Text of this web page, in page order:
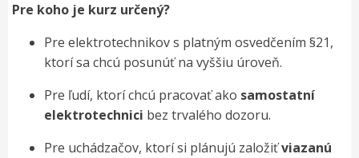
Pre koho je kurz určený?
Pre elektrotechnikov s platným osvedčením §21,
ktorí sa chcú posunúť na vyššiu úroveň.
Pre ľudí, ktorí chcú pracovať ako samostatní
elektrotechnici bez trvalého dozoru.
Pre uchádzačov, ktorí si plánujú založiťviazanú